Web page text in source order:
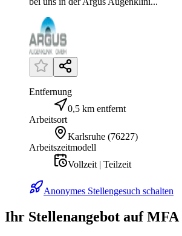
Entfernung
0,5 km entfernt
Arbeitsort
Karlsruhe (76227)
Arbeitszeitmodell
Vollzeit | Teilzeit
Anonymes Stellengesuch schalten
Ihr Stellenangebot auf MFA